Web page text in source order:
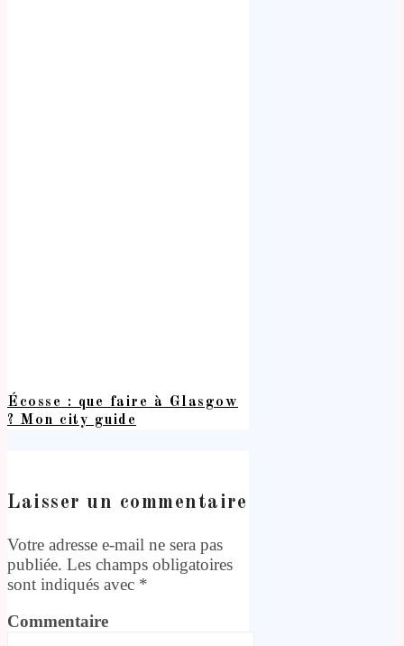
Écosse : que faire à Glasgow
? Mon city guide
Laisser un commentaire
Votre adresse e-mail ne sera pas
publiée. Les champs obligatoires
sont indiqués avec *
Commentaire